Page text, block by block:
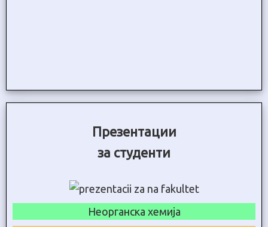
Презентации
за студенти
Неорганска хемија